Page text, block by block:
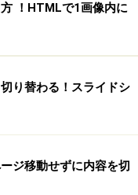
！HTMLで1画像内に
り替わる！スライドシ
ジ移動せずに内容を切